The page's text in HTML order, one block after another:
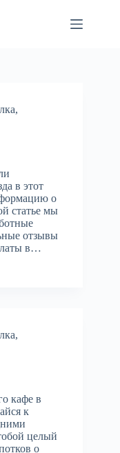
,
в этот
о
статье мы
отзывы
в…
,
кафе в
к
целый
о